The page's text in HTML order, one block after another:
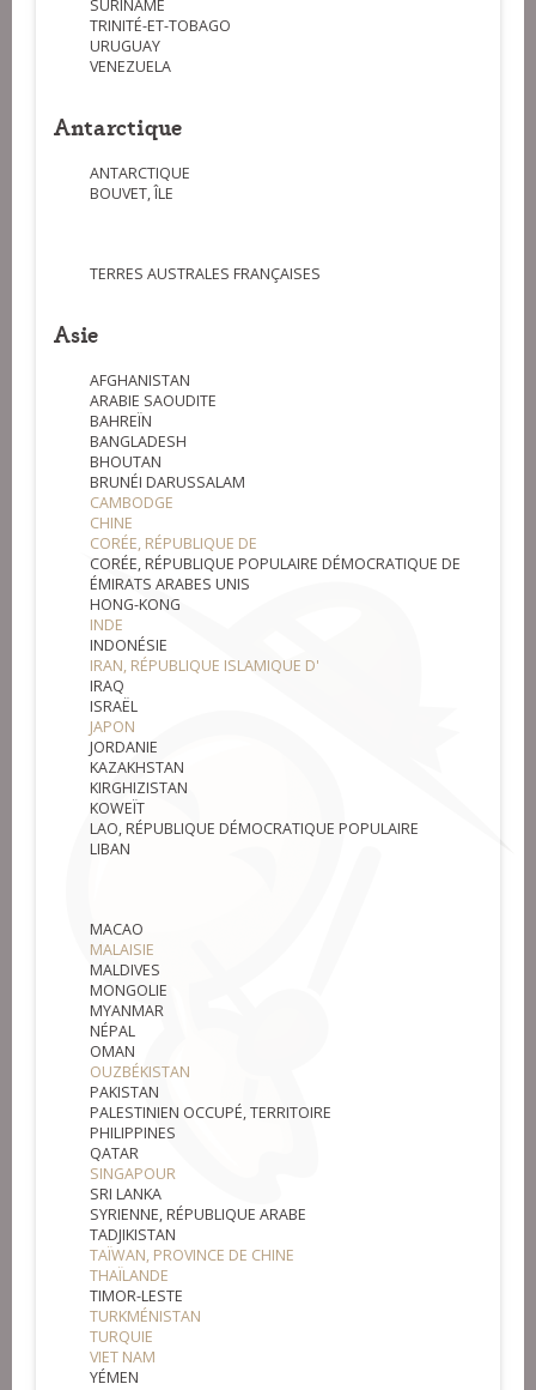
SURINAME
TRINITÉ-ET-TOBAGO
URUGUAY
VENEZUELA
Antarctique
ANTARCTIQUE
BOUVET, ÎLE
TERRES AUSTRALES FRANÇAISES
Asie
AFGHANISTAN
ARABIE SAOUDITE
BAHREÏN
BANGLADESH
BHOUTAN
BRUNÉI DARUSSALAM
CAMBODGE
CHINE
CORÉE, RÉPUBLIQUE DE
CORÉE, RÉPUBLIQUE POPULAIRE DÉMOCRATIQUE DE
ÉMIRATS ARABES UNIS
HONG-KONG
INDE
INDONÉSIE
IRAN, RÉPUBLIQUE ISLAMIQUE D'
IRAQ
ISRAËL
JAPON
JORDANIE
KAZAKHSTAN
KIRGHIZISTAN
KOWEÏT
LAO, RÉPUBLIQUE DÉMOCRATIQUE POPULAIRE
LIBAN
MACAO
MALAISIE
MALDIVES
MONGOLIE
MYANMAR
NÉPAL
OMAN
OUZBÉKISTAN
PAKISTAN
PALESTINIEN OCCUPÉ, TERRITOIRE
PHILIPPINES
QATAR
SINGAPOUR
SRI LANKA
SYRIENNE, RÉPUBLIQUE ARABE
TADJIKISTAN
TAÏWAN, PROVINCE DE CHINE
THAÏLANDE
TIMOR-LESTE
TURKMÉNISTAN
TURQUIE
VIET NAM
YÉMEN